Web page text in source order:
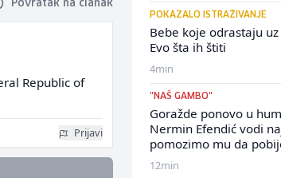
Povratak na članak
Republic of
Prijavi
POKAZALO ISTRAŽIVANJE
Bebe koje odrastaju
Evo šta ih štiti
4min
"NAŠ GAMBO"
Goražde ponovo u
Nermin Efendić vodi
pomozimo mu da
12min